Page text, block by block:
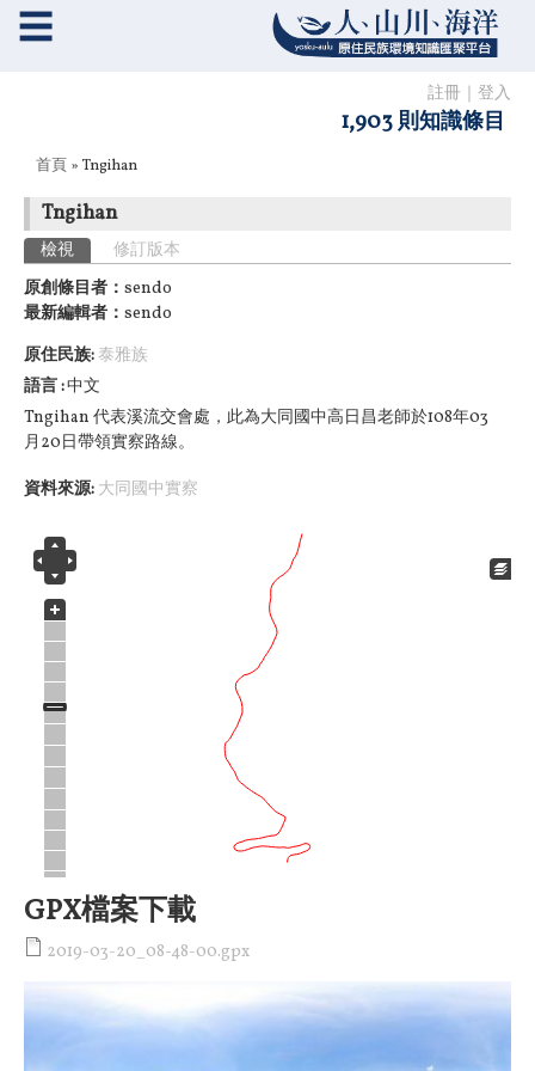
註冊 登入
1,903 則知識條目
☰
您在這裡
首頁 » Tngihan
Tngihan
主要索引標籤
檢視 (作用中頁籤)
修訂版本
原創條目者： sendo
最新編輯者： sendo
原住民族: 泰雅族
語言 中文
Tngihan 代表溪流交會處，此為大同國中高日昌老師於108年03
月20日帶領實察路線。
資料來源: 大同國中實察
GPX檔案下載
2019-03-20_08-48-00.gpx